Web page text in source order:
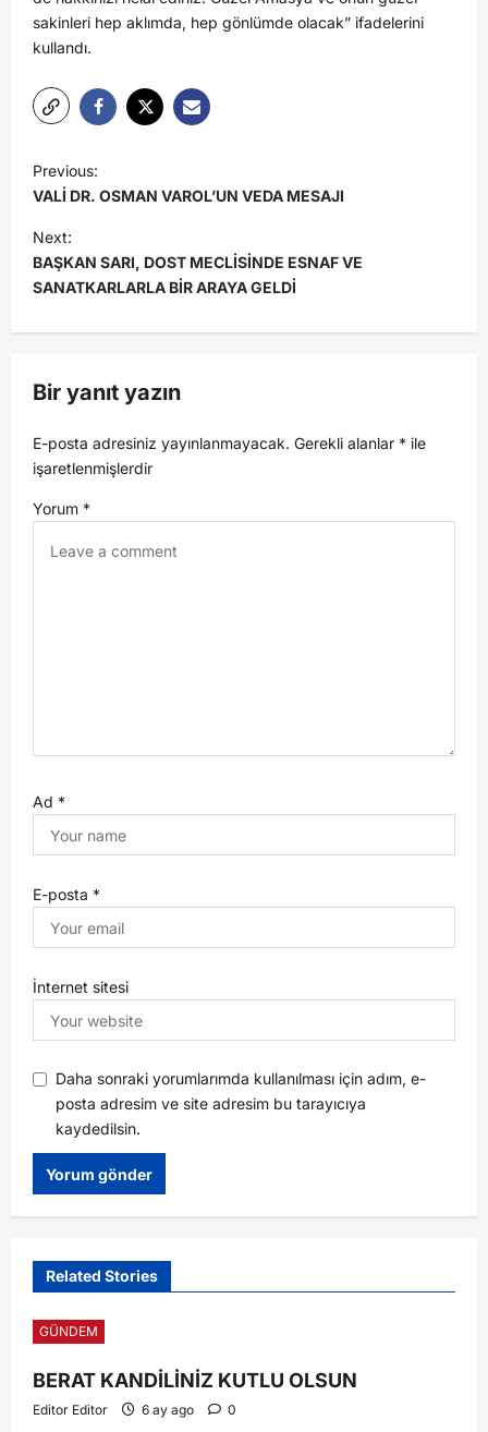
sakinleri hep aklımda, hep gönlümde olacak” ifadelerini
kullandı.
Previous:
VALİ DR. OSMAN VAROL’UN VEDA MESAJI
Next:
BAŞKAN SARI, DOST MECLİSİNDE ESNAF VE
SANATKARLARLA BİR ARAYA GELDİ
Bir yanıt yazın
E-posta adresiniz yayınlanmayacak. Gerekli alanlar * ile
işaretlenmişlerdir
Yorum *
Ad *
E-posta *
İnternet sitesi
Daha sonraki yorumlarımda kullanılması için adım, e-
posta adresim ve site adresim bu tarayıcıya
kaydedilsin.
Related Stories
GÜNDEM
BERAT KANDİLİNİZ KUTLU OLSUN
Editor Editor 6 ay ago 0